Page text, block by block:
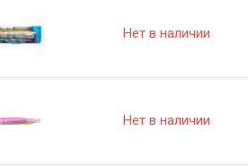
Нет в наличии
Нет в наличии